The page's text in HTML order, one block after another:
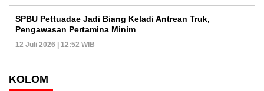
SPBU Pettuadae Jadi Biang Keladi Antrean Truk,
Pengawasan Pertamina Minim
12 Juli 2026 | 12:52 WIB
KOLOM